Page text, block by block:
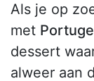
Als je op
met
dessert
alweer aan